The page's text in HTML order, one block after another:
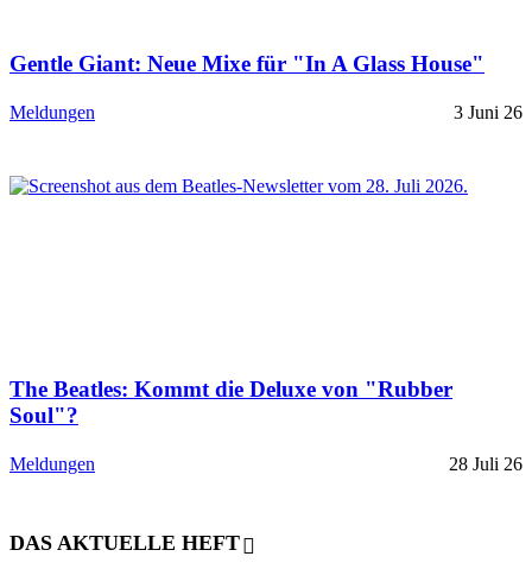
Gentle Giant: Neue Mixe für "In A Glass House"
Meldungen 3 Juni 26
The Beatles: Kommt die Deluxe von "Rubber
Soul"?
Meldungen 28 Juli 26
DAS AKTUELLE HEFT